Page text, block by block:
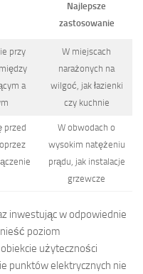
Najlepsze
zastosowanie
przy
a
W miejscach
narażonych na
wilgoć, jak łazienki
czy kuchnie
przed
W obwodach o
wysokim natężeniu
prądu, jak instalacje
grzewcze
inwestując w odpowiednie
poziom
użyteczności
punktów elektrycznych nie